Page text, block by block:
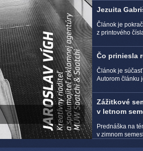
Jezuita
Článok je
z printového
Čo priniesla
Článok je
Autorom článku
Zážitkové
v letnom
Prednáška na
v zimnom